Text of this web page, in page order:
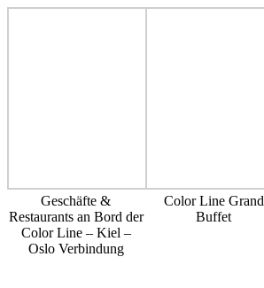
Geschäfte &
Restaurants an Bord der
Color Line – Kiel –
Oslo Verbindung
Color Line Grand
Buffet